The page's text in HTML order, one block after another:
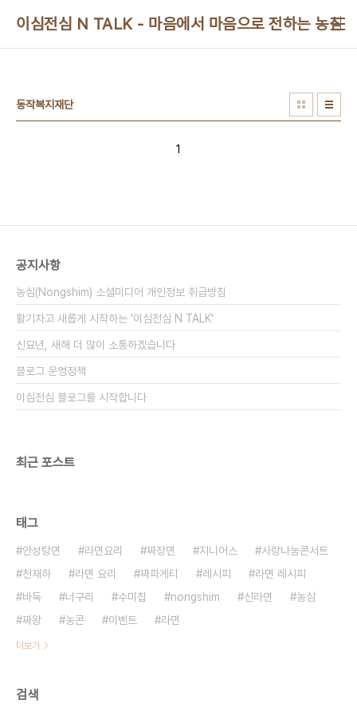
이심전심 N TALK - 마음에서 마음으로 전하는 농심
동작복지재단
1
공지사항
농심(Nongshim) 소셜미디어 개인정보 취급방침
활기차고 새롭게 시작하는 '이심전심 N TALK'
신묘년, 새해 더 많이 소통하겠습니다
블로그 운영정책
이심전심 블로그를 시작합니다
최근 포스트
태그
안성탕면 라면요리 짜장면 지니어스
사랑나눔콘서트
천재하
라면 요리 짜파게티 레시피
라면 레시피
바둑
너구리 수미칩 nongshim 신라면
농심
짜왕
농콘 이벤트 라면
더보기
검색